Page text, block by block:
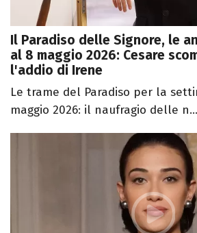
Il Paradiso delle Signore, le
al 8 maggio 2026: Cesare
l'addio di Irene
Le trame del Paradiso per la
maggio 2026: il naufragio delle n...